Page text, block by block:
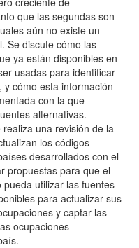
que las segundas son
aún no existe un
Se discute cómo las
ya están disponibles en
usadas para identificar
y cómo esta información
con la que
alternativas.
una revisión de la
los códigos
desarrollados con el
propuestas para que el
pueda utilizar las fuentes
para actualizar sus
y captar las
ocupaciones